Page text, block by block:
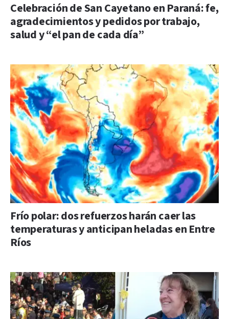
Celebración de San Cayetano en Paraná: fe,
agradecimientos y pedidos por trabajo,
salud y “el pan de cada día”
Frío polar: dos refuerzos harán caer las
temperaturas y anticipan heladas en Entre
Ríos